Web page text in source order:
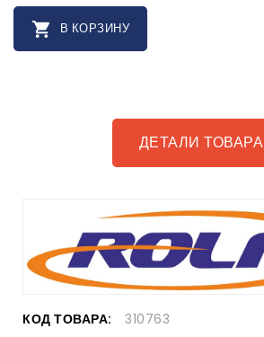
 В КОРЗИНУ
ДЕТАЛИ ТОВАРА
КОД ТОВАРА: 310763